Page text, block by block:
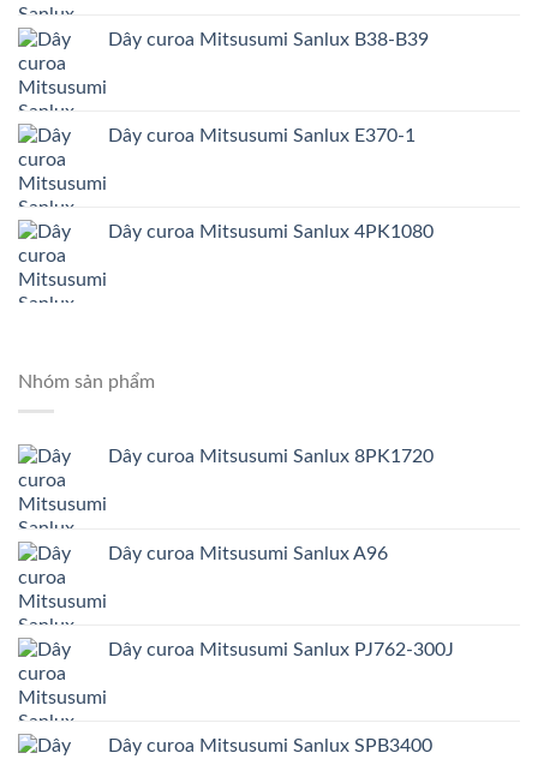
Dây curoa Mitsusumi Sanlux B38-B39
Dây curoa Mitsusumi Sanlux E370-1
Dây curoa Mitsusumi Sanlux 4PK1080
Nhóm sản phẩm
Dây curoa Mitsusumi Sanlux 8PK1720
Dây curoa Mitsusumi Sanlux A96
Dây curoa Mitsusumi Sanlux PJ762-300J
Dây curoa Mitsusumi Sanlux SPB3400